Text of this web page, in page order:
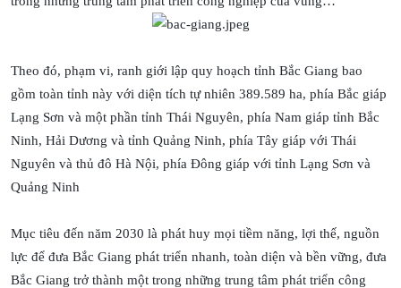
Theo đó, phạm vi, ranh giới lập quy hoạch tỉnh Bắc Giang bao
gồm toàn tỉnh này với diện tích tự nhiên 389.589 ha, phía Bắc giáp
Lạng Sơn và một phần tỉnh Thái Nguyên, phía Nam giáp tỉnh Bắc
Ninh, Hải Dương và tỉnh Quảng Ninh, phía Tây giáp với Thái
Nguyên và thủ đô Hà Nội, phía Đông giáp với tỉnh Lạng Sơn và
Quảng Ninh
Mục tiêu đến năm 2030 là phát huy mọi tiềm năng, lợi thế, nguồn
lực để đưa Bắc Giang phát triển nhanh, toàn diện và bền vững, đưa
Bắc Giang trở thành một trong những trung tâm phát triển công